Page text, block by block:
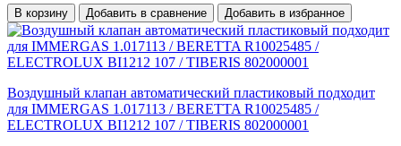
В корзину Добавить в сравнение Добавить в избранное
Воздушный клапан автоматический пластиковый подходит
для IMMERGAS 1.017113 / BERETTA R10025485 /
ELECTROLUX BI1212 107 / TIBERIS 802000001